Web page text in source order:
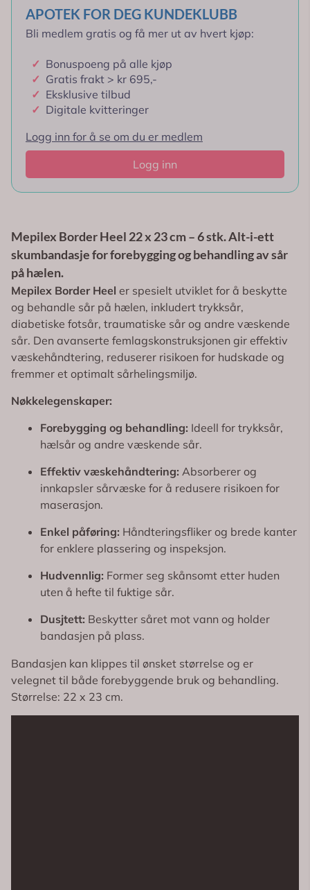
APOTEK FOR DEG KUNDEKLUBB
Bli medlem gratis og få mer ut av hvert kjøp:
✓ Bonuspoeng på alle kjøp
✓ Gratis frakt > kr 695,-
✓ Eksklusive tilbud
✓ Digitale kvitteringer
Logg inn for å se om du er medlem
Logg inn
Mepilex Border Heel 22 x 23 cm – 6 stk. Alt-i-ett
skumbandasje for forebygging og behandling av sår
på hælen.
Mepilex Border Heel er spesielt utviklet for å beskytte
og behandle sår på hælen, inkludert trykksår,
diabetiske fotsår, traumatiske sår og andre væskende
sår. Den avanserte femlagskonstruksjonen gir effektiv
væskehåndtering, reduserer risikoen for hudskade og
fremmer et optimalt sårhelingsmiljø.
Nøkkelegenskaper:
Forebygging og behandling: Ideell for trykksår,
hælsår og andre væskende sår.
Effektiv væskehåndtering: Absorberer og
innkapsler sårvæske for å redusere risikoen for
maserasjon.
Enkel påføring: Håndteringsfliker og brede kanter
for enklere plassering og inspeksjon.
Hudvennlig: Former seg skånsomt etter huden
uten å hefte til fuktige sår.
Dusjtett: Beskytter såret mot vann og holder
bandasjen på plass.
Bandasjen kan klippes til ønsket størrelse og er
velegnet til både forebyggende bruk og behandling.
Størrelse: 22 x 23 cm.